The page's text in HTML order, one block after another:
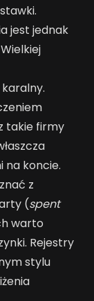
jest jednak
takie firmy
na koncie.
z
(spent
warto
Rejestry
stylu